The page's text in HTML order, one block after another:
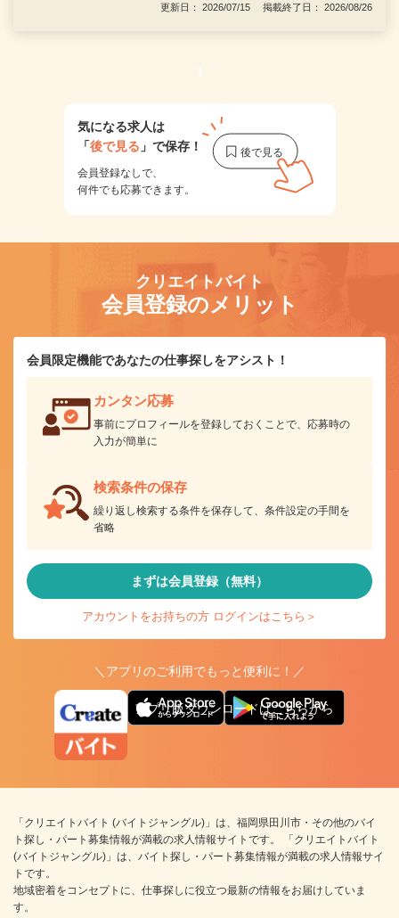
更新日： 2026/07/15 掲載終了日： 2026/08/26
1
気になる求人は
「後で見る 」で保存！
会員登録なしで、
何件でも応募できます。
クリエイトバイト
会員登録のメリット
会員限定機能であなたの仕事探しをアシスト！
カンタン応募
事前にプロフィールを登録しておくことで、応募時の
入力が簡単に
検索条件の保存
繰り返し検索する条件を保存して、条件設定の手間を
省略
まずは会員登録（無料）
アカウントをお持ちの方 ログインはこちら＞
＼アプリのご利用でもっと便利に！／
アプリ版ダウンロードはこちらから
「クリエイトバイト (バイトジャングル)」は、福岡県田川市・その他のバイ
ト探し・パート募集情報が満載の求人情報サイトです。 「クリエイトバイト
(バイトジャングル)」は、バイト探し・パート募集情報が満載の求人情報サイ
トです。
地域密着をコンセプトに、仕事探しに役立つ最新の情報をお届けしていま
す。